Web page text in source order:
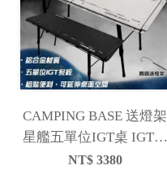
CAMPING BASE 送燈架
星艦五單位IGT桌 IGT桌
五單位 星艦 露營桌 鋁合
NT$ 3380